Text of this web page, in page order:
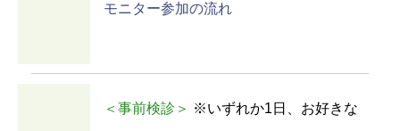
モニター参加の流れ
＜事前検診＞ ※いずれか1日、お好きな